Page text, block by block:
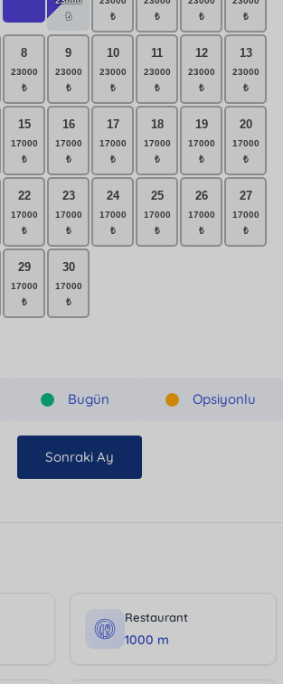
8 9 10 11 12 13
15 16 17 18 19 20
22 23 24 25 26 27
29 30
Bugün Opsiyonlu
Sonraki Ay
Restaurant
1000 m